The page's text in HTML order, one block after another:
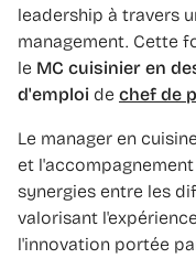
leadership à travers
management. Cette
le MC cuisinier en
d'emploi de chef de
Le manager en
et
synergies entre les
valorisant
l'innovation portée